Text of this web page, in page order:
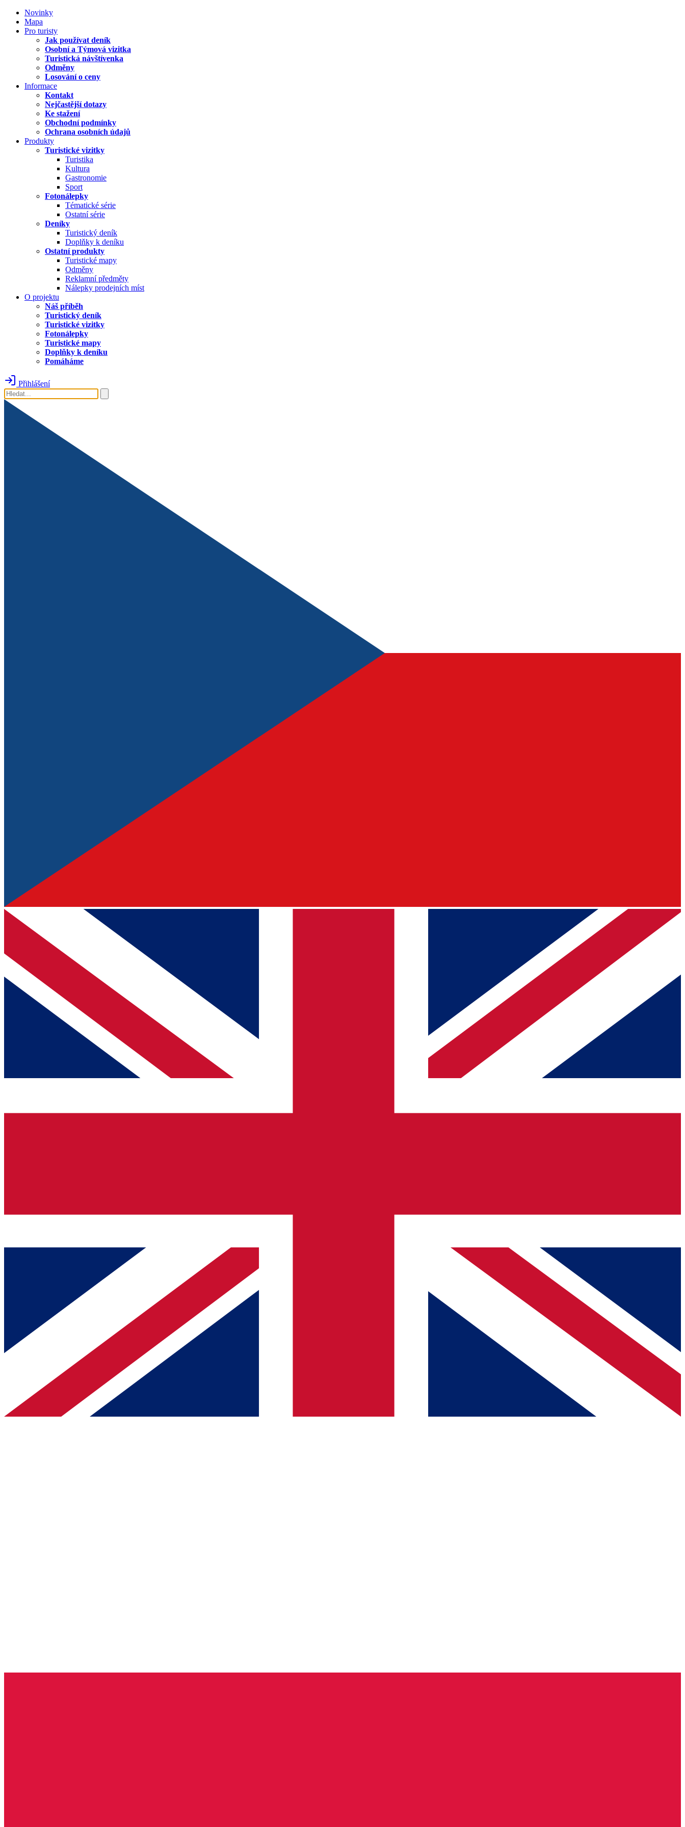
Novinky
Mapa
Pro turisty
Jak používat deník
Osobní a Týmová vizitka
Turistická návštívenka
Odměny
Losování o ceny
Informace
Kontakt
Nejčastější dotazy
Ke stažení
Obchodní podmínky
Ochrana osobních údajů
Produkty
Turistické vizitky
Turistika
Kultura
Gastronomie
Sport
Fotonálepky
Tématické série
Ostatní série
Deníky
Turistický deník
Doplňky k deníku
Ostatní produkty
Turistické mapy
Odměny
Reklamní předměty
Nálepky prodejních míst
O projektu
Náš příběh
Turistický deník
Turistické vizitky
Fotonálepky
Turistické mapy
Doplňky k deníku
Pomáháme
Přihlášení